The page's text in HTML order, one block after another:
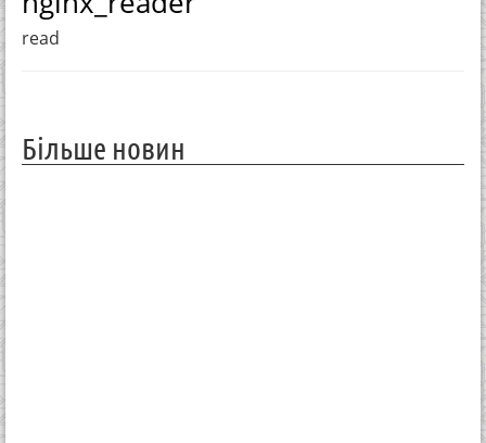
read
Більше новин